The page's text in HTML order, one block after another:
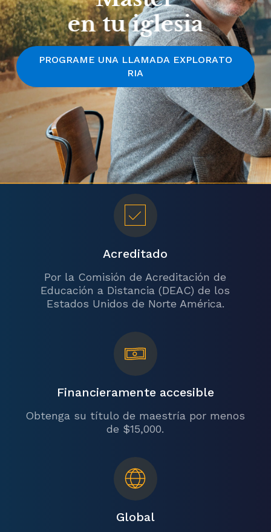
en tu iglesia
PROGRAM E UNA LLAMADA EXPLORATO
RIA
Acreditado
Por la Comisión de Acreditación de
Educación a Distancia (DEAC) de los
Estados Unidos de Norte América.
Financieramente accesible
Obtenga su título de maestría por menos
de $15,000.
Global